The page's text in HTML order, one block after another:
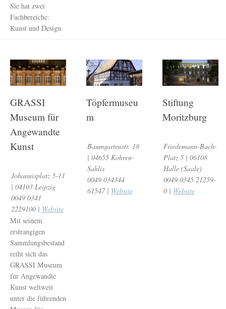
Sie hat zwei
Fachbereiche:
Kunst und Design.
GRASSI
Museum für
Angewandte
Kunst
Johannisplatz 5-11
| 04103 Leipzig
0049 0341
2229100 | Website
Mit seinem
erstrangigen
Sammlungsbestand
reiht sich das
GRASSI Museum
für Angewandte
Kunst weltweit
unter die führenden
Töpfermuseu
m
Baumgartenstr. 18
| 04655 Kohren-
Sahlis
0049 034344
61547 | Website
Stiftung
Moritzburg
Friedemann-Bach-
Platz 5 | 06108
Halle (Saale)
0049 0345 21259-
0 | Website